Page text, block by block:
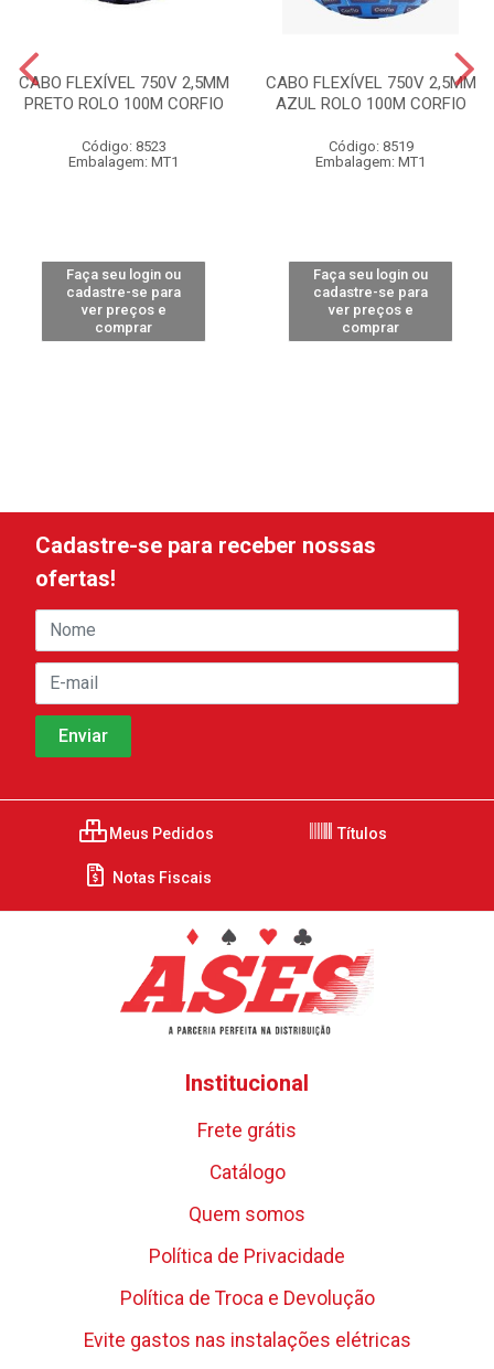
CABO FLEXÍVEL 750V 2,5MM
PRETO ROLO 100M CORFIO
Código: 8523
Embalagem: MT1
Faça seu login ou
cadastre-se para
ver preços e
comprar
CABO FLEXÍVEL 750V 2,5MM
AZUL ROLO 100M CORFIO
Código: 8519
Embalagem: MT1
Faça seu login ou
cadastre-se para
ver preços e
comprar
Cadastre-se para receber nossas
ofertas!
Meus Pedidos Títulos
Notas Fiscais
Institucional
Frete grátis
Catálogo
Quem somos
Política de Privacidade
Política de Troca e Devolução
Evite gastos nas instalações elétricas